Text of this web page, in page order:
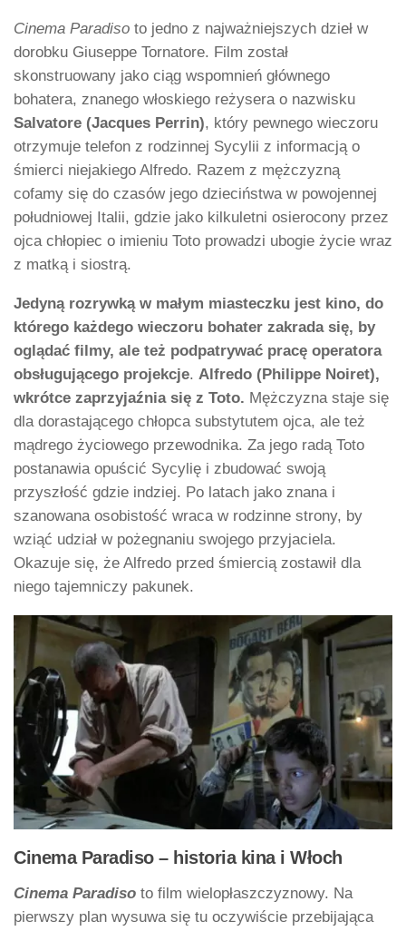
Cinema Paradiso to jedno z najważniejszych dzieł w
dorobku Giuseppe Tornatore. Film został
skonstruowany jako ciąg wspomnień głównego
bohatera, znanego włoskiego reżysera o nazwisku
Salvatore (Jacques Perrin), który pewnego wieczoru
otrzymuje telefon z rodzinnej Sycylii z informacją o
śmierci niejakiego Alfredo. Razem z mężczyzną
cofamy się do czasów jego dzieciństwa w powojennej
południowej Italii, gdzie jako kilkuletni osierocony przez
ojca chłopiec o imieniu Toto prowadzi ubogie życie wraz
z matką i siostrą.
Jedyną rozrywką w małym miasteczku jest kino, do
którego każdego wieczoru bohater zakrada się, by
oglądać filmy, ale też podpatrywać pracę operatora
obsługującego projekcje. Alfredo (Philippe Noiret),
wkrótce zaprzyjaźnia się z Toto. Mężczyzna staje się
dla dorastającego chłopca substytutem ojca, ale też
mądrego życiowego przewodnika. Za jego radą Toto
postanawia opuścić Sycylię i zbudować swoją
przyszłość gdzie indziej. Po latach jako znana i
szanowana osobistość wraca w rodzinne strony, by
wziąć udział w pożegnaniu swojego przyjaciela.
Okazuje się, że Alfredo przed śmiercią zostawił dla
niego tajemniczy pakunek.
Cinema Paradiso – historia kina i Włoch
Cinema Paradiso to film wielopłaszczyznowy. Na
pierwszy plan wysuwa się tu oczywiście przebijająca